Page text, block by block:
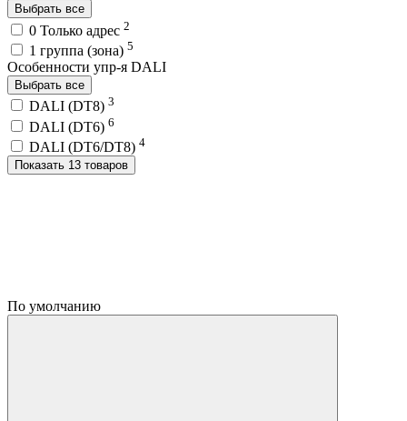
Выбрать все
0 Только адрес 2
1 группа (зона) 5
Особенности упр-я DALI
Выбрать все
DALI (DT8) 3
DALI (DT6) 6
DALI (DT6/DT8) 4
Показать 13 товаров
По умолчанию